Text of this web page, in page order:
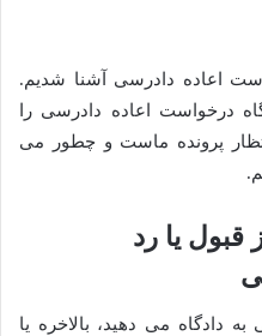
اعاده دادرسی آشنا شدیم.
درخواست اعاده دادرسی را
پرونده ماست و چطور می
یا رد
دادگاه می دهید، بالاخره یا